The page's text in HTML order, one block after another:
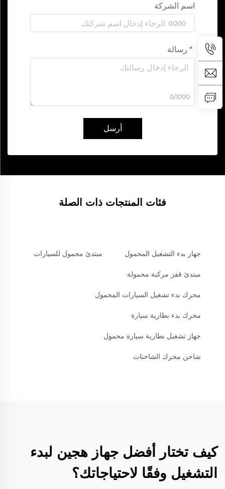
اسم الشركة
0/200
رسالة
0/1000
أرسل
فئات المنتجات ذات الصلة
جهاز بدء التشغيل المحمول مبتدئ محمول للسيارات
مبتدئ قفز مركبة محمولة
محرك بدء تشغيل السيارات المحمول
محرك بدء بطارية سيارة
جهاز تشغيل بطارية سيارة محمول
شاحن محرك الشاحنات
كيف تختار أفضل جهاز هجين لبدء
التشغيل وفقًا لاحتياجاتك؟